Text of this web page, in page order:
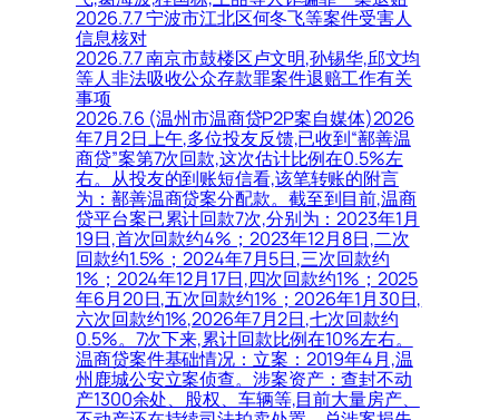
2026.7.7 宁波市江北区何冬飞等案件受害人
信息核对
2026.7.7 南京市鼓楼区卢文明,孙锡华,邱文均
等人非法吸收公众存款罪案件退赔工作有关
事项
2026.7.6 (温州市温商贷P2P案自媒体)2026
年7月2日上午,多位投友反馈,已收到“鄯善温
商贷”案第7次回款,这次估计比例在0.5%左
右。从投友的到账短信看,该笔转账的附言
为：鄯善温商贷案分配款。截至到目前,温商
贷平台案已累计回款7次,分别为：2023年1月
19日,首次回款约4%；2023年12月8日,二次
回款约1.5%；2024年7月5日,三次回款约
1%；2024年12月17日,四次回款约1%；2025
年6月20日,五次回款约1%；2026年1月30日,
六次回款约1%,2026年7月2日,七次回款约
0.5%。7次下来,累计回款比例在10%左右。
温商贷案件基础情况：立案：2019年4月,温
州鹿城公安立案侦查。涉案资产：查封不动
产1300余处、股权、车辆等,目前大量房产、